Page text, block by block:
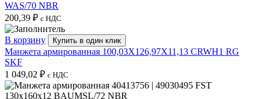
WAS/70 NBR
200,39 ₽ с НДС
В корзину Купить в один клик
Манжета армированная 100,03X126,97X11,13 CRWH1 RG
SKF
1 049,02 ₽ с НДС